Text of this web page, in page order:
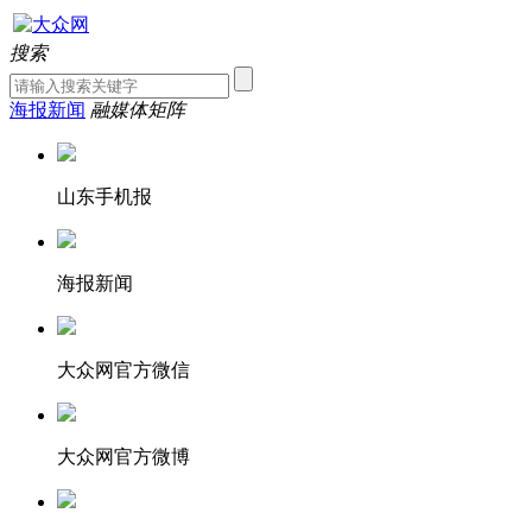
搜索
海报新闻 融媒体矩阵
山东手机报
海报新闻
大众网官方微信
大众网官方微博